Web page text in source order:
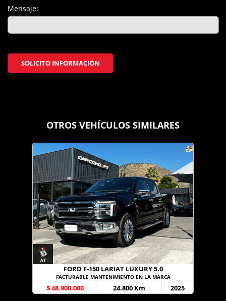
Mensaje:
SOLICITO INFORMACIÓN
OTROS VEHÍCULOS SIMILARES
FORD F-150 LARIAT LUXURY 5.0
FACTURABLE MANTENIMIENTO EN LA MARCA
$ 48.900.000 24.800 Km 2025